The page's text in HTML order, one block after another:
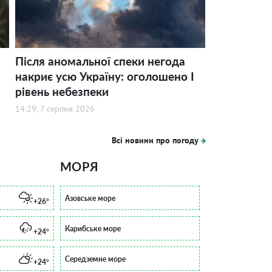
Після аномальної спеки негода
накриє усю Україну: оголошено І
рівень небезпеки
14:29, 7 серпня 2026
Всі новини про погоду
+26°
+24°
+24°
МОРЯ
Азовське море
Карибське море
Середземне море